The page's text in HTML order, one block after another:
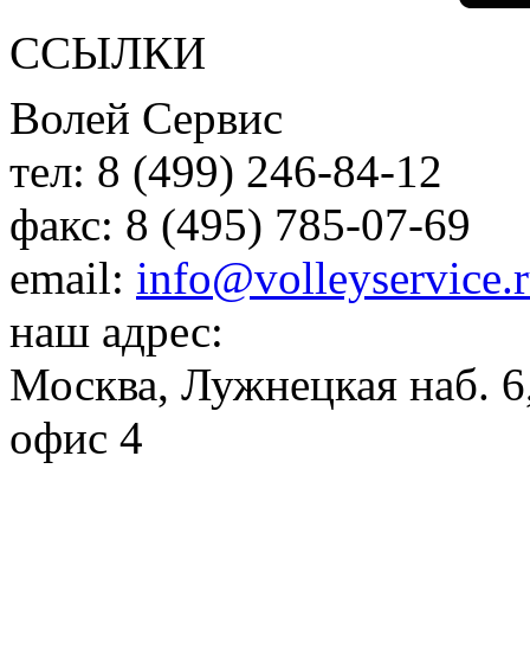
ССЫЛКИ
Волей Сервис
тел: 8 (499) 246-84-12
факс: 8 (495) 785-07-69
email:
наш адрес:
Москва, Лужнецкая наб.
офис 4